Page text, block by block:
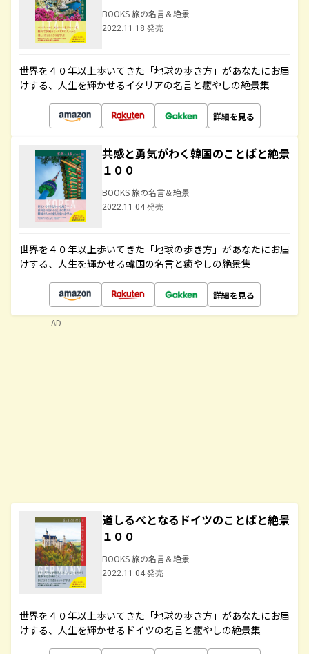
BOOKS 旅の名言＆絶景
2022.11.18 発売
世界を４０年以上歩いてきた「地球の歩き方」があなたにお届
けする、人生を輝かせるイタリアの名言と癒やしの絶景集
詳細を見る
共感と勇気がわく韓国のことばと絶景
１００
BOOKS 旅の名言＆絶景
2022.11.04 発売
世界を４０年以上歩いてきた「地球の歩き方」があなたにお届
けする、人生を輝かせる韓国の名言と癒やしの絶景集
詳細を見る
道しるべとなるドイツのことばと絶景
１００
BOOKS 旅の名言＆絶景
2022.11.04 発売
世界を４０年以上歩いてきた「地球の歩き方」があなたにお届
けする、人生を輝かせるドイツの名言と癒やしの絶景集
AD